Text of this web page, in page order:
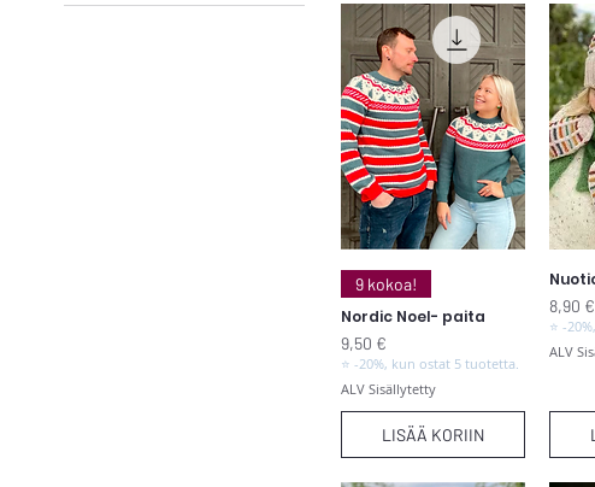
360m/100g
Kirjoneuleohjeet –
Pikakatselu
9 kokoa!
Nordic Noel- paita
Hinta
9,50 €
⭐ -20%, kun ostat 5 tuotetta.
ALV Sisällytetty
LISÄÄ KORIIN
Hinta
8,90 €
⭐ -
ALV